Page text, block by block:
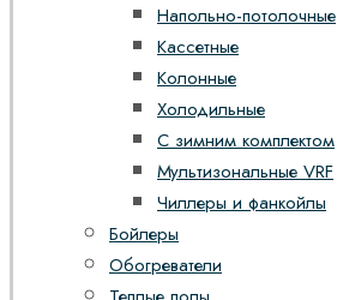
Напольно-потолочные
Кассетные
Колонные
Холодильные
С зимним комплектом
Мультизональные VRF
Чиллеры и фанкойлы
Бойлеры
Обогреватели